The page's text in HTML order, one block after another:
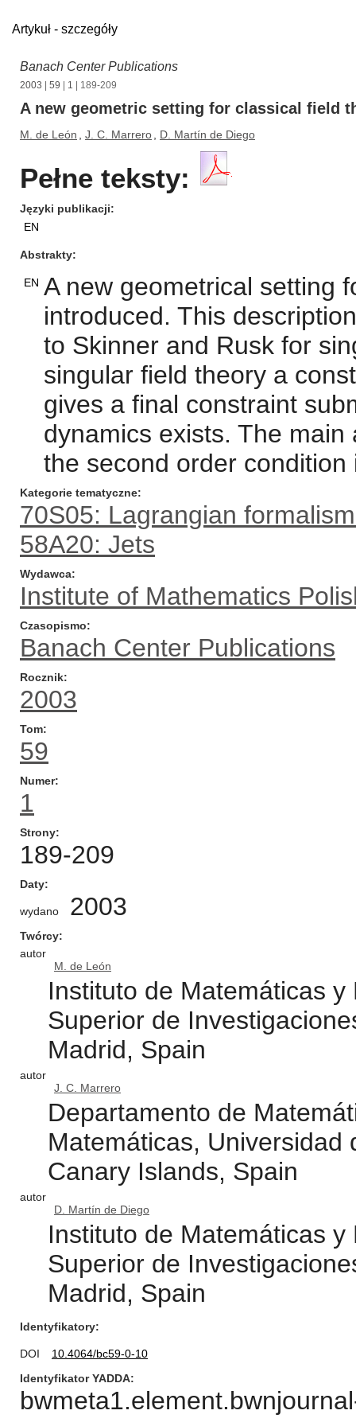
Artykuł - szczegóły
Banach Center Publications
2003 59 1 | 189-209
A new geometric setting for classical field
M. de León J. C. Marrero D. Martín de Diego
Pełne teksty:
Języki publikacji
EN
Abstrakty
EN A new geometrical setting
introduced. This
to Skinner and Rusk for
singular field theory a
gives a final constraint
dynamics exists. The
the second order
Kategorie tematyczne
70S05: Lagrangian
58A20: Jets
Wydawca
Institute of Mathematics
Czasopismo
Banach Center Publications
Rocznik
2003
Tom
59
Numer
1
Strony
189-209
Daty
wydano 2003
Twórcy
autor
M. de León
Instituto de Matemáticas
Superior de
Madrid, Spain
autor
J. C. Marrero
Departamento de
Matemáticas, Universidad
Canary Islands, Spain
autor
D. Martín de Diego
Instituto de Matemáticas
Superior de
Madrid, Spain
Identyfikatory
DOI
10.4064/bc59-0-10
Identyfikator YADDA